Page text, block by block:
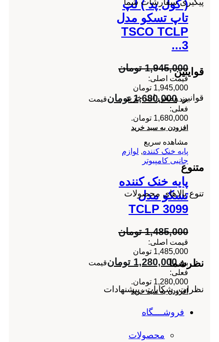
( کول پد ) لپ
تاپ تسکو مدل
TSCO TCLP
1,945,000 تومان
قیمت اصلی:
1,945,000 تومان
بود.1,680,000 تومانقیمت
فعلی:
1,680,000 تومان.
افزودن به سبد خرید
مشاهده سریع
پایه خنک کننده,لوازم
جانبی کامپیوتر
پایه خنک کننده
تسکو مدل
TCLP 3099
1,485,000 تومان
قیمت اصلی:
1,485,000 تومان
بود. 1,280,000 تومانقیمت
فعلی:
1,280,000 تومان.
افزودن به سبد خرید
قواینین
قوانین ومقررات خرید
متنوع
تنوع بالاهای محصولات
نظرشما
نظرات، شکایات، پیشنهادات
فروشــــگاه
محصولات